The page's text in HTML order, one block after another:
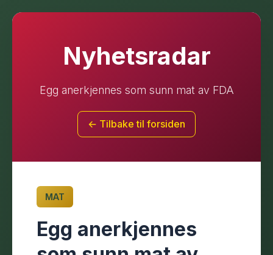
Nyhetsradar
Egg anerkjennes som sunn mat av FDA
← Tilbake til forsiden
MAT
Egg anerkjennes